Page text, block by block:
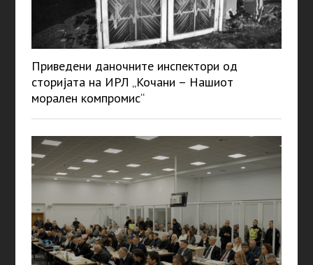
Приведени даночните инспектори од
сторијата на ИРЛ „Кочани – Нашиот
морален компромис“